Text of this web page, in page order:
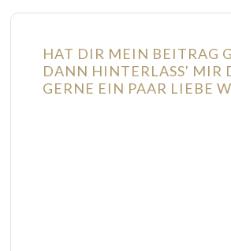
HAT DIR MEIN BEITRAG
DANN HINTERLASS' MIR
GERNE EIN PAAR LIEBE